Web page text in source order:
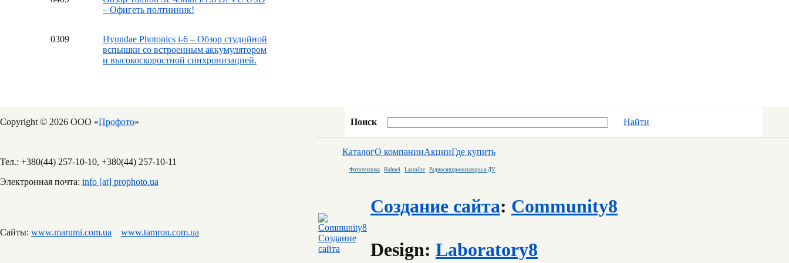
– Офигеть полтинник!
0309
Hyundae Photonics i-6 – Обзор студийной
вспышки со встроенным аккумулятором
и высокоскоростной синхронизацией.
Copyright © 2026 ООО «Профото»
Тел.: +380(44) 257-10-10, +380(44) 257-10-11
Электронная почта: info [at] prophoto.ua
Сайты: www.marumi.com.ua www.tamron.com.ua
Поиск Найти
КаталогО компанииАкцииГде купить
Фототехника Hahnel Lastolite Радиосинхронизаторы и ДУ
Создание сайта: Community8
Design: Laboratory8